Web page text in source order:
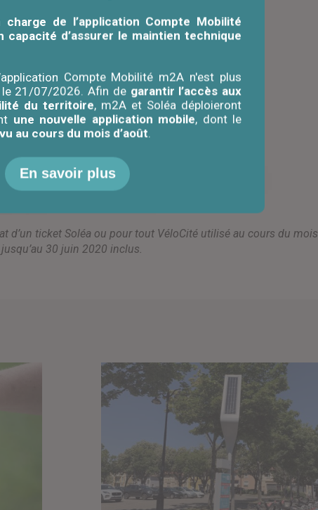
d’un ticket Soléa ou pour tout VéloCité utilisé au cours du mois
jusqu’au 30 juin 2020 inclus.
En savoir plus
de l’application Compte Mobilité
capacité d’assurer le maintien technique
Compte Mobilité m2A n'est plus
le 21/07/2026. Afin de garantir l’accès aux
du territoire, m2A et Soléa déploieront
une nouvelle application mobile, dont le
au cours du mois d’août.